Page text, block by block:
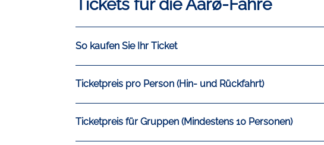
Tickets für die Aarø-Fähre
So kaufen Sie Ihr Ticket
Ticketpreis pro Person (Hin- und Rückfahrt)
Ticketpreis für Gruppen (Mindestens 10 Personen)